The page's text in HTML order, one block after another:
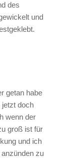
des
und
getan habe
jetzt doch
wenn der
groß ist für
und ich
zu